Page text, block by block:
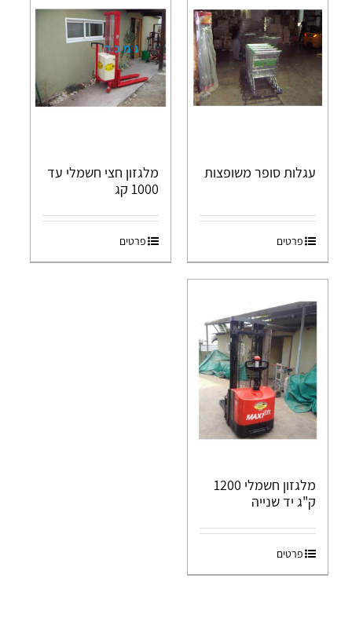
עגלות סופר משופצות
פרטים
מלגזון חצי חשמלי עד
1000 קג
פרטים
מלגזון חשמלי 1200
ק"ג יד שנייה
פרטים